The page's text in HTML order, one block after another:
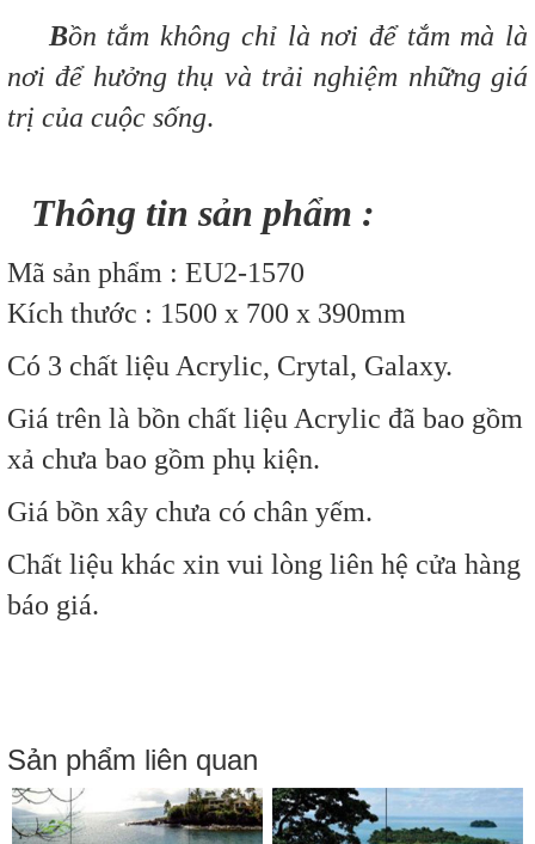
Bồn tắm không chỉ là nơi để tắm mà là
nơi để hưởng thụ và trải nghiệm những giá
trị của cuộc sống.
Thông tin sản phẩm :
Mã sản phẩm : EU2-1570
Kích thước : 1500 x 700 x 390mm
Có 3 chất liệu Acrylic, Crytal, Galaxy.
Giá trên là bồn chất liệu Acrylic đã bao gồm
xả chưa bao gồm phụ kiện.
Giá bồn xây chưa có chân yếm.
Chất liệu khác xin vui lòng liên hệ cửa hàng
báo giá.
Sản phẩm liên quan